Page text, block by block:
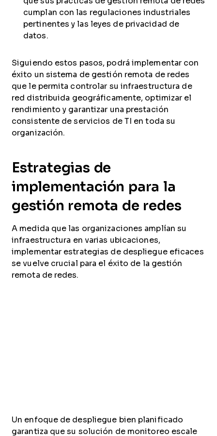
cumplan con las regulaciones industriales
pertinentes y las leyes de privacidad de
datos.
Siguiendo estos pasos, podrá implementar con
éxito un sistema de gestión remota de redes
que le permita controlar su infraestructura de
red distribuida geográficamente, optimizar el
rendimiento y garantizar una prestación
consistente de servicios de TI en toda su
organización.
Estrategias de
implementación para la
gestión remota de redes
A medida que las organizaciones amplían su
infraestructura en varias ubicaciones,
implementar estrategias de despliegue eficaces
se vuelve crucial para el éxito de la gestión
remota de redes.
Un enfoque de despliegue bien planificado
garantiza que su solución de monitoreo escale